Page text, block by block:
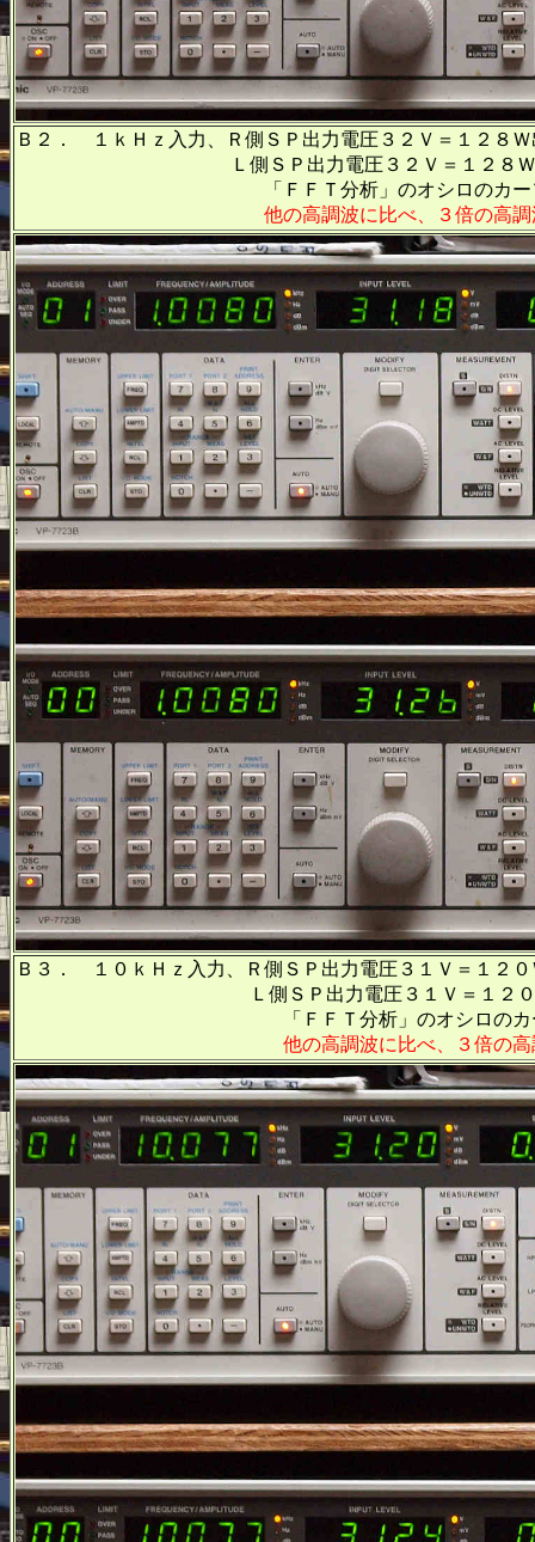
Ｂ２． １ｋＨｚ入力、Ｒ側ＳＰ出力電圧３２Ｖ＝１２８
Ｌ側ＳＰ出力電圧３２Ｖ＝１２８Ｗ出力
「ＦＦＴ分析」のオシロのカーソル周波数
他の高調波に比べ、３倍の高
Ｂ３． １０ｋＨｚ入力、Ｒ側ＳＰ出力電圧３１Ｖ＝１２
Ｌ側ＳＰ出力電圧３１Ｖ＝１２０Ｗ出力
「ＦＦＴ分析」のオシロのカーソル周波
他の高調波に比べ、３倍の